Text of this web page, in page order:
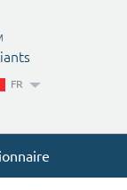
FR